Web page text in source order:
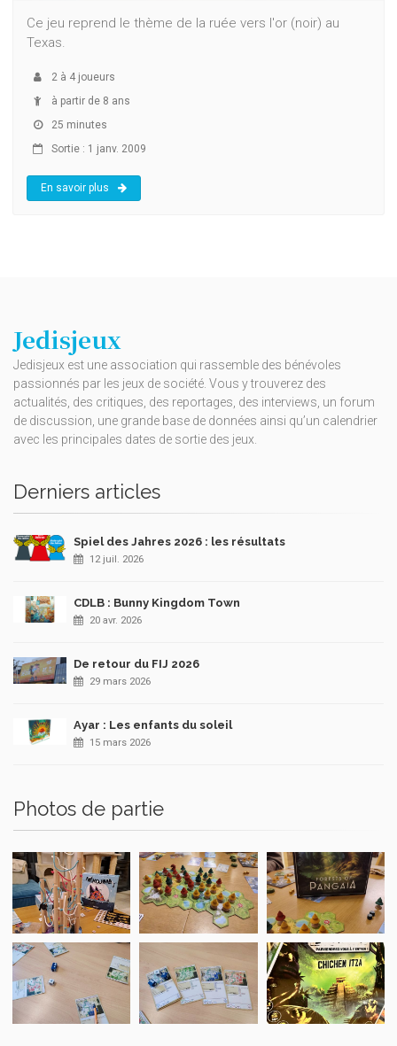
Ce jeu reprend le thème de la ruée vers l'or (noir) au
Texas.
2 à 4 joueurs
à partir de 8 ans
25 minutes
Sortie : 1 janv. 2009
En savoir plus
Jedisjeux
Jedisjeux est une association qui rassemble des bénévoles
passionnés par les jeux de société. Vous y trouverez des
actualités, des critiques, des reportages, des interviews, un forum
de discussion, une grande base de données ainsi qu’un calendrier
avec les principales dates de sortie des jeux.
Derniers articles
Spiel des Jahres 2026 : les résultats
12 juil. 2026
CDLB : Bunny Kingdom Town
20 avr. 2026
De retour du FIJ 2026
29 mars 2026
Ayar : Les enfants du soleil
15 mars 2026
Photos de partie